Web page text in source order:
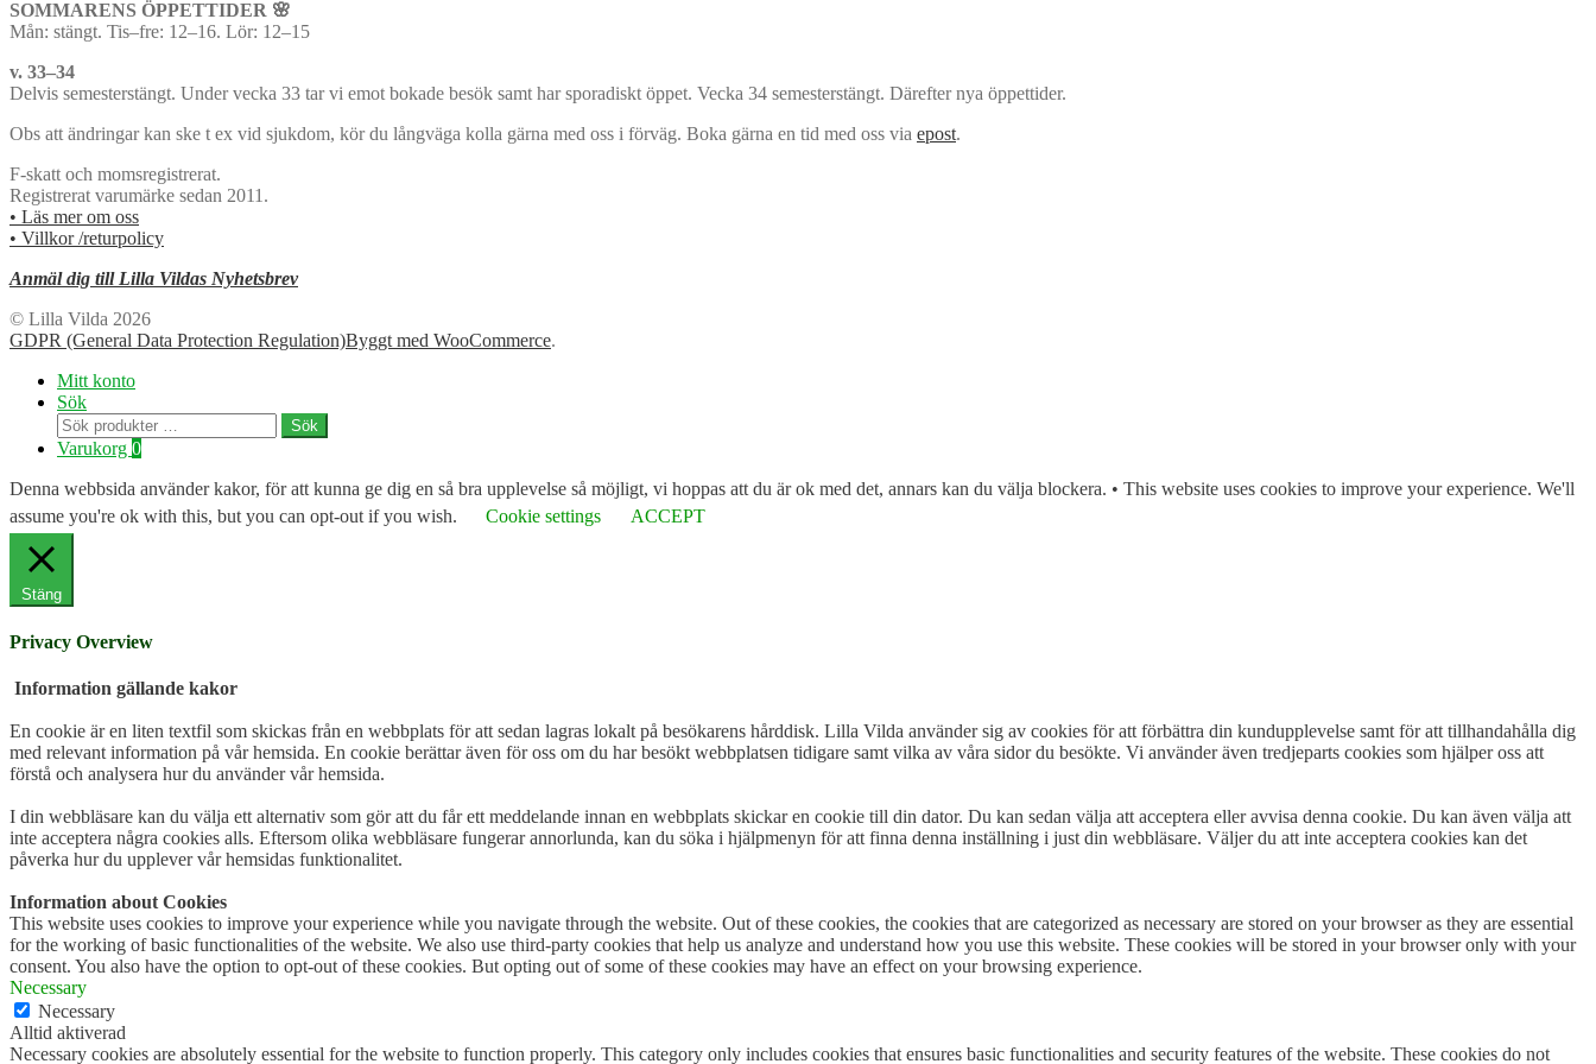
SOMMARENS ÖPPETTIDER 🌸
Mån: stängt. Tis–fre: 12–16. Lör: 12–15
v. 33–34
Delvis semesterstängt. Under vecka 33 tar vi emot bokade besök samt har sporadiskt öppet. Vecka 34 semesterstängt. Därefter nya öppettider.
Obs att ändringar kan ske t ex vid sjukdom, kör du långväga kolla gärna med oss i förväg. Boka gärna en tid med oss via epost.
F-skatt och momsregistrerat.
Registrerat varumärke sedan 2011.
• Läs mer om oss
• Villkor /returpolicy
Anmäl dig till Lilla Vildas Nyhetsbrev
© Lilla Vilda 2026
GDPR (General Data Protection Regulation)Byggt med WooCommerce.
Mitt konto
Sök
Sök
efter:
Sök
Varukorg 0
Denna webbsida använder kakor, för att kunna ge dig en så bra upplevelse så möjligt, vi hoppas att du är ok med det, annars kan du välja blockera. • This website uses cookies to improve your experience. We'll
assume you're ok with this, but you can opt-out if you wish.
Cookie settings ACCEPT
Stäng
Privacy Overview
Information gällande kakor
En cookie är en liten textfil som skickas från en webbplats för att sedan lagras lokalt på besökarens hårddisk. Lilla Vilda använder sig av cookies för att förbättra din kundupplevelse samt för att tillhandahålla dig
med relevant information på vår hemsida. En cookie berättar även för oss om du har besökt webbplatsen tidigare samt vilka av våra sidor du besökte. Vi använder även tredjeparts cookies som hjälper oss att
förstå och analysera hur du använder vår hemsida.
I din webbläsare kan du välja ett alternativ som gör att du får ett meddelande innan en webbplats skickar en cookie till din dator. Du kan sedan välja att acceptera eller avvisa denna cookie. Du kan även välja att
inte acceptera några cookies alls. Eftersom olika webbläsare fungerar annorlunda, kan du söka i hjälpmenyn för att finna denna inställning i just din webbläsare. Väljer du att inte acceptera cookies kan det
påverka hur du upplever vår hemsidas funktionalitet.
Information about Cookies
This website uses cookies to improve your experience while you navigate through the website. Out of these cookies, the cookies that are categorized as necessary are stored on your browser as they are essential
for the working of basic functionalities of the website. We also use third-party cookies that help us analyze and understand how you use this website. These cookies will be stored in your browser only with your
consent. You also have the option to opt-out of these cookies. But opting out of some of these cookies may have an effect on your browsing experience.
Necessary
Necessary
Alltid aktiverad
Necessary cookies are absolutely essential for the website to function properly. This category only includes cookies that ensures basic functionalities and security features of the website. These cookies do not